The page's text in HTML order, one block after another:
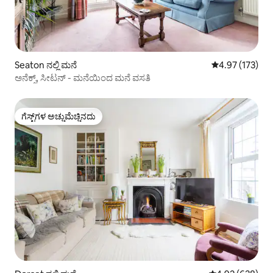
Seaton ನಲ್ಲಿ ಮನೆ 5 ರಲ್ಲಿ 4.97
4.97 (173)
ಅನೆಕ್ಸ್, ಸೀಟನ್ - ಮನೆಯಿಂದ ಮನೆ ವಸತಿ
ಗೆಸ್ಟ್‌ಗಳ ಅಚ್ಚುಮೆಚ್ಚಿನದು
ಗೆಸ್ಟ್‌ಗಳ ಅಚ್ಚುಮೆಚ್ಚಿನದು